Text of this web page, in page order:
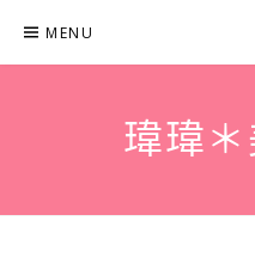
content
MENU
瑋瑋